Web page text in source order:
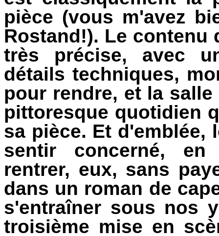
pièce (vous m'avez
Rostand!). Le contenu
très précise, avec
détails techniques,
pour rendre, et la
pittoresque quotidien
sa pièce. Et d'emblée,
sentir concerné, en
rentrer, eux, sans
dans un roman de
s'entraîner sous nos
troisième mise en